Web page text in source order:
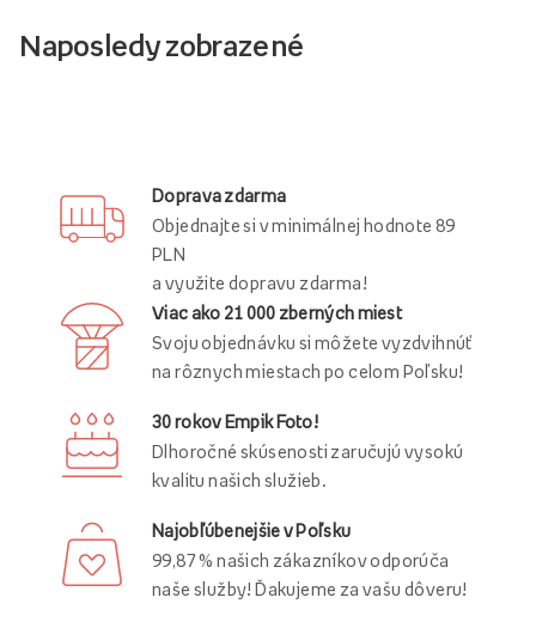
Naposledy zobrazené
Doprava zdarma
Objednajte si v minimálnej hodnote 89
PLN
a využite dopravu zdarma!
Viac ako 21 000 zberných miest
Svoju objednávku si môžete vyzdvihnúť
na rôznych miestach po celom Poľsku!
30 rokov Empik Foto!
Dlhoročné skúsenosti zaručujú vysokú
kvalitu našich služieb.
Najobľúbenejšie v Poľsku
99,87 % našich zákazníkov odporúča
naše služby! Ďakujeme za vašu dôveru!